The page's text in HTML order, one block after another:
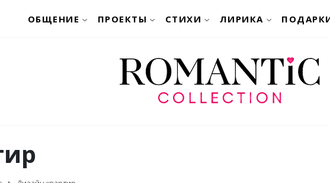
ОБЩЕНИЕ ПРОЕКТЫ СТИХИ ЛИРИКА